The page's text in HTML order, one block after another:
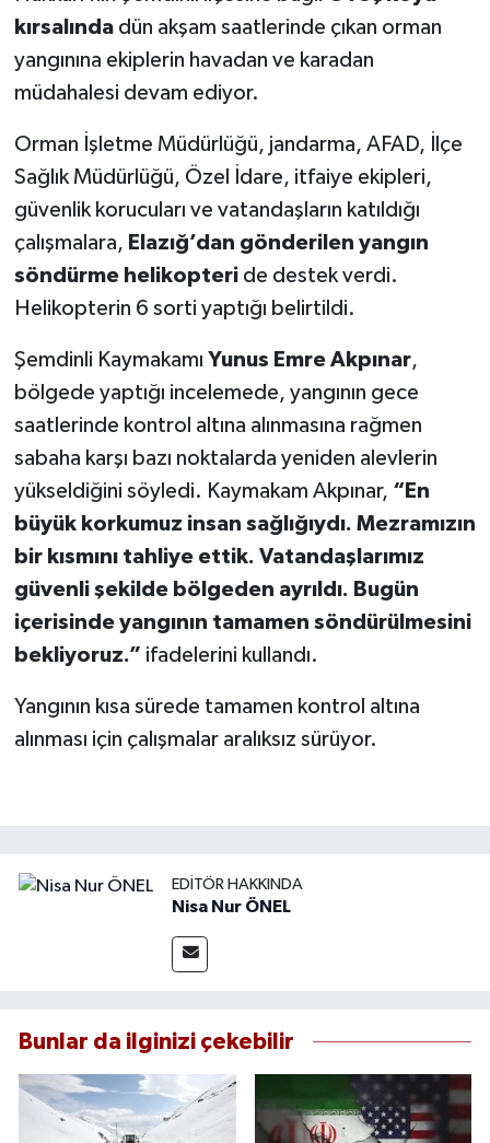
kırsalındadün akşam saatlerinde çıkan orman
yangınına ekiplerin havadan ve karadan
müdahalesi devam ediyor.
Orman İşletme Müdürlüğü, jandarma, AFAD, İlçe
Sağlık Müdürlüğü, Özel İdare, itfaiye ekipleri,
güvenlik korucuları ve vatandaşların katıldığı
çalışmalara, Elazığ’dan gönderilen yangın
söndürme helikopteride destek verdi.
Helikopterin 6 sorti yaptığı belirtildi.
Şemdinli Kaymakamı Yunus Emre Akpınar,
bölgede yaptığı incelemede, yangının gece
saatlerinde kontrol altına alınmasına rağmen
sabaha karşı bazı noktalarda yeniden alevlerin
yükseldiğini söyledi. Kaymakam Akpınar, “En
büyük korkumuz insan sağlığıydı. Mezramızın
bir kısmını tahliye ettik. Vatandaşlarımız
güvenli şekilde bölgeden ayrıldı. Bugün
içerisinde yangının tamamen söndürülmesini
bekliyoruz.” ifadelerini kullandı.
Yangının kısa sürede tamamen kontrol altına
alınması için çalışmalar aralıksız sürüyor.
EDITÖR HAKKINDA
Nisa Nur ÖNEL
Bunlar da ilginizi çekebilir